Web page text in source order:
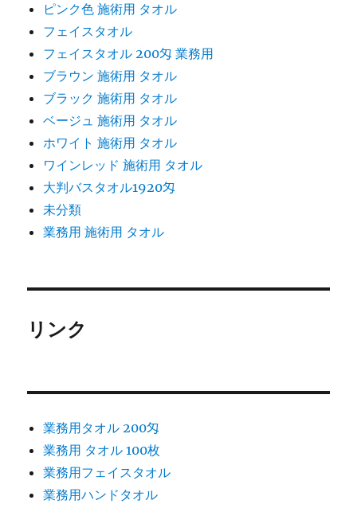
ピンク色 施術用 タオル
フェイスタオル
フェイスタオル 200匁 業務用
ブラウン 施術用 タオル
ブラック 施術用 タオル
ベージュ 施術用 タオル
ホワイト 施術用 タオル
ワインレッド 施術用 タオル
大判バスタオル1920匁
未分類
業務用 施術用 タオル
リンク
業務用タオル 200匁
業務用 タオル 100枚
業務用フェイスタオル
業務用ハンドタオル